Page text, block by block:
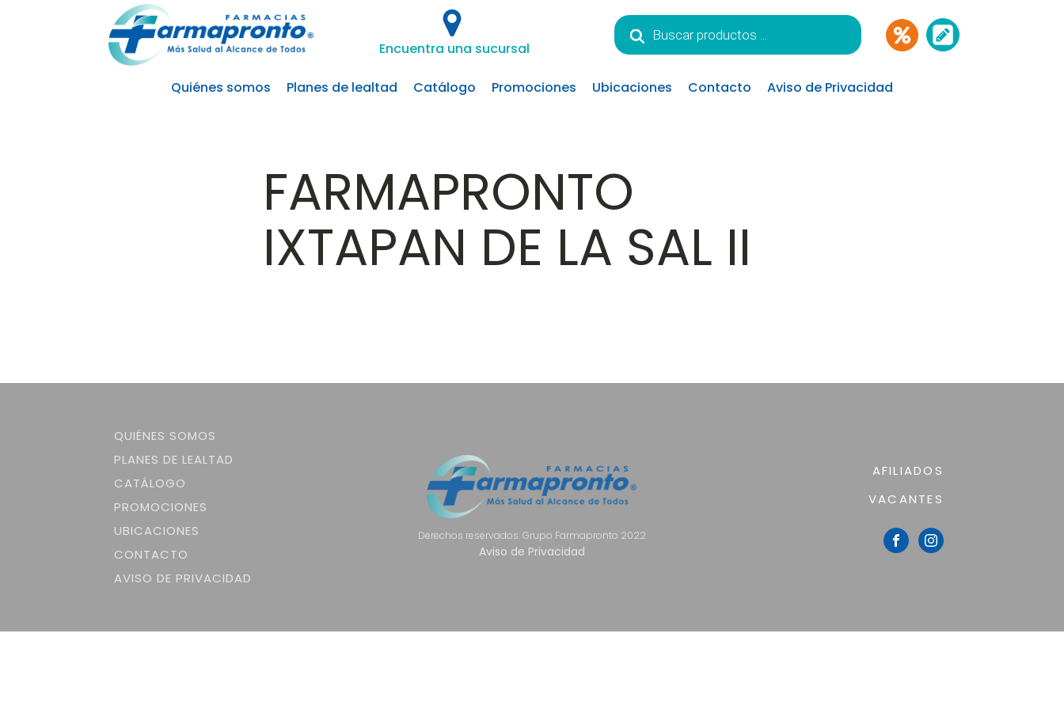
Encuentra una sucursal
Búsqueda
de
productos
Quiénes somos Planes de lealtad Catálogo Promociones Ubicaciones Contacto Aviso de Privacidad
FARMAPRONTO
IXTAPAN DE LA SAL II
QUIÉNES SOMOS
PLANES DE LEALTAD
CATÁLOGO
PROMOCIONES
UBICACIONES
CONTACTO
AVISO DE PRIVACIDAD
Derechos reservados. Grupo Farmapronto 2022
Aviso de Privacidad
AFILIADOS
VACANTES